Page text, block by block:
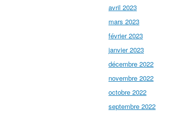
avril 2023
mars 2023
février 2023
janvier 2023
décembre 2022
novembre 2022
octobre 2022
septembre 2022